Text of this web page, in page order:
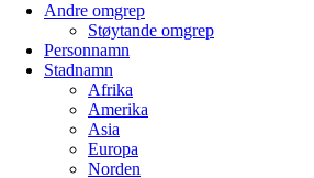
Andre omgrep
Støytande omgrep
Personnamn
Stadnamn
Afrika
Amerika
Asia
Europa
Norden